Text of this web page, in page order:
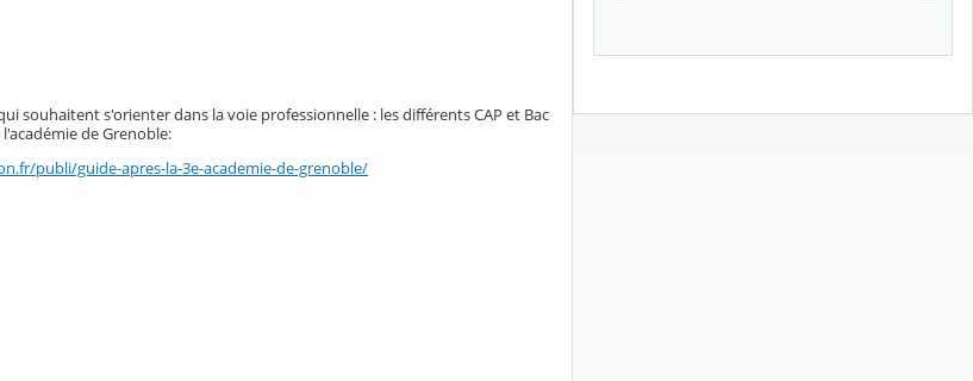
souhaitent s'orienter dans la voie professionnelle : les différents CAP et Bac
de Grenoble:
publi/guide-apres-la-3e-academie-de-grenoble/